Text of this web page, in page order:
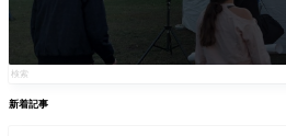
新着記事